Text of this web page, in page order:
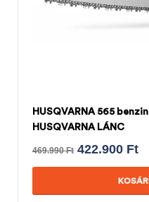
HUSQVARNA 565
HUSQVARNA LÁNC
469.990Ft 422.900 Ft